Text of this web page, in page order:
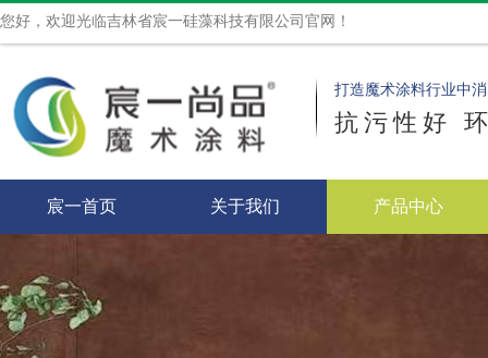
您好，欢迎光临吉林省宸一硅藻科技有限公司官网！
打造魔术涂料行业中
抗污性好
宸一首页 关于我们 产品中心